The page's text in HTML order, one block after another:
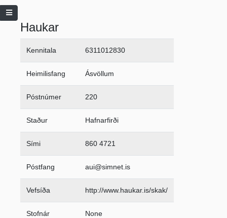
Haukar
Kennitala 6311012830
Heimilisfang Ásvöllum
Póstnúmer 220
Staður Hafnarfirði
Sími 860 4721
Póstfang aui@simnet.is
Vefsíða http://www.haukar.is/skak/
Stofnár None